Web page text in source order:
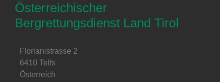
Österreichischer
Bergrettungsdienst Land Tirol
Florianistrasse 2
6410 Telfs
Österreich